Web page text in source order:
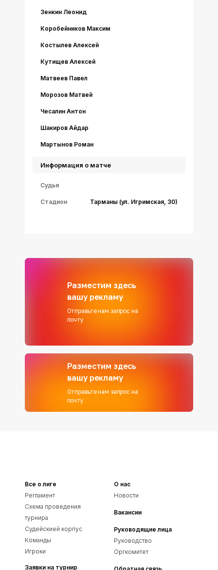
Зенкин Леонид
Коробейников Максим
Костылев Алексей
Кутищев Алексей
Матвеев Павел
Морозов Матвей
Чесалин Антон
Шакиров Айдар
Мартынов Роман
Информация о матче
Судья
Стадион Тарманы (ул. Игримская, 30)
Разместим здесь
вашу рекламу
Отправьте нам запрос на
почту
Разместим здесь
вашу рекламу
Отправьте нам запрос на
почту
Все о лиге
Регламент
Схема проведения
турнира
Судейскией корпус
Команды
Игроки
Заявки на турнир
О нас
Новости
Вакансии
Руководящие лица
Руководство
Оргкомитет